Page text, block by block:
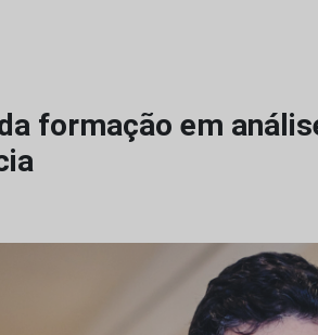
formação em